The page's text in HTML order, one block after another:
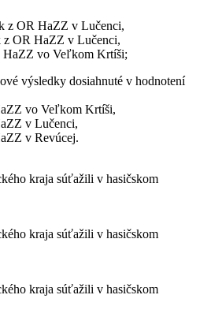
z OR HaZZ v Lučenci,
z OR HaZZ v Lučenci,
HaZZ vo Veľkom Krtíši;
výsledky dosiahnuté v hodnotení
vo Veľkom Krtíši,
v Lučenci,
v Revúcej.
kraja súťažili v hasičskom
kraja súťažili v hasičskom
kraja súťažili v hasičskom